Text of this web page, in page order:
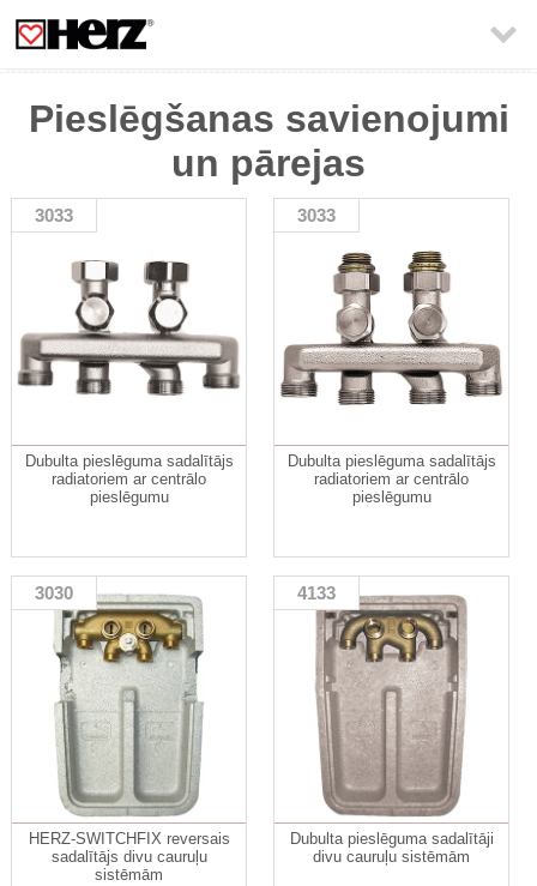

Pieslēgšanas savienojumi
un pārejas
3033
Dubulta pieslēguma sadalītājs
radiatoriem ar centrālo
pieslēgumu
3033
Dubulta pieslēguma sadalītājs
radiatoriem ar centrālo
pieslēgumu
3030
HERZ-SWITCHFIX reversais
sadalītājs divu cauruļu
sistēmām
4133
Dubulta pieslēguma sadalītāji
divu cauruļu sistēmām